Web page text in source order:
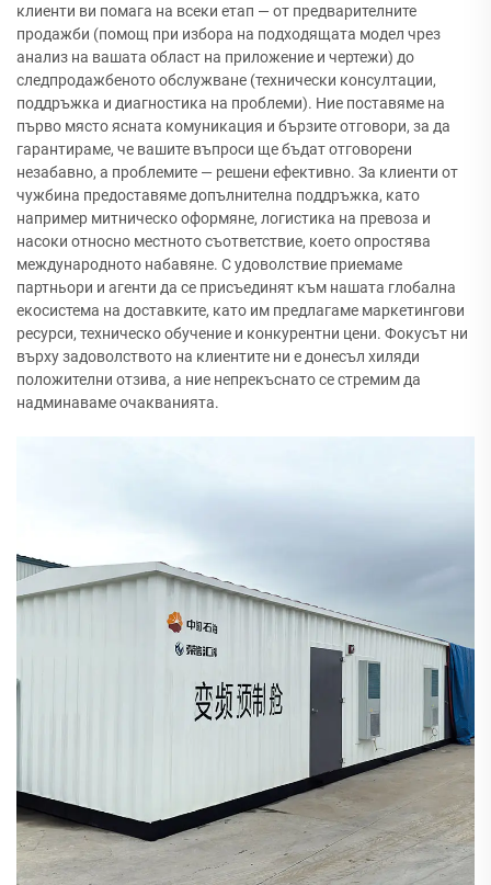
клиенти ви помага на всеки етап — от предварителните
продажби (помощ при избора на подходящата модел чрез
анализ на вашата област на приложение и чертежи) до
следпродажбеното обслужване (технически консултации,
поддръжка и диагностика на проблеми). Ние поставяме на
първо място ясната комуникация и бързите отговори, за да
гарантираме, че вашите въпроси ще бъдат отговорени
незабавно, а проблемите — решени ефективно. За клиенти от
чужбина предоставяме допълнителна поддръжка, като
например митническо оформяне, логистика на превоза и
насоки относно местното съответствие, което опростява
международното набавяне. С удоволствие приемаме
партньори и агенти да се присъединят към нашата глобална
екосистема на доставките, като им предлагаме маркетингови
ресурси, техническо обучение и конкурентни цени. Фокусът ни
върху задоволството на клиентите ни е донесъл хиляди
положителни отзива, а ние непрекъснато се стремим да
надминаваме очакванията.